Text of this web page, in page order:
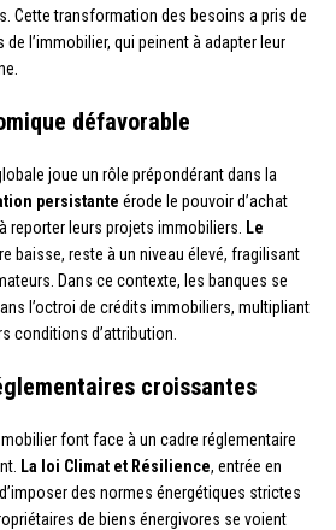
Cette transformation des besoins a pris de
l’immobilier, qui peinent à adapter leur
défavorable
joue un rôle prépondérant dans la
persistante érode le pouvoir d’achat
reporter leurs projets immobiliers.
Le
baisse, reste à un niveau élevé, fragilisant
Dans ce contexte, les banques se
l’octroi de crédits immobiliers, multipliant
conditions d’attribution.
croissantes
font face à un cadre réglementaire
La loi Climat et Résilience, entrée en
des normes énergétiques strictes
de biens énergivores se voient